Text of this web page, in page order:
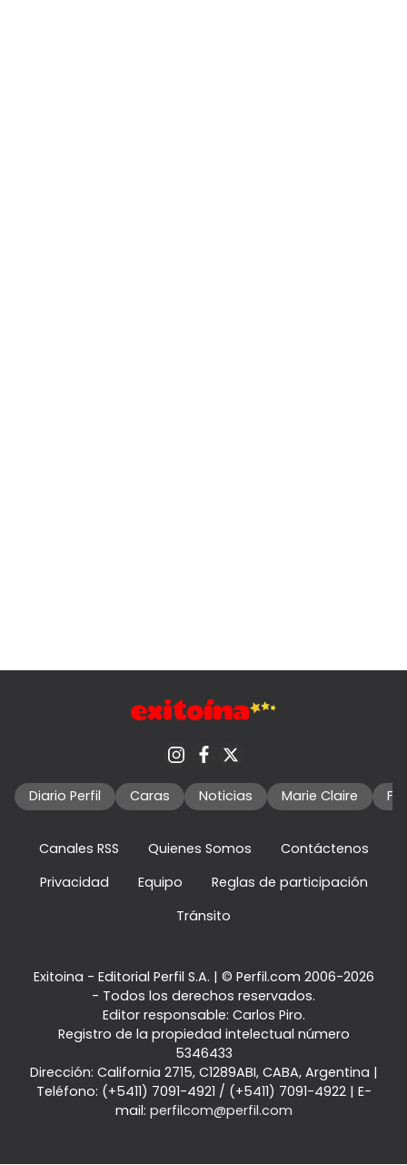
Diario Perfil Caras Noticias Marie Claire
Canales RSS Quienes Somos
Contáctenos
Privacidad
Equipo
Reglas de participación
Tránsito
Exitoina - Editorial Perfil S.A. | © Perfil.com 2006-2026
- Todos los derechos reservados.
Editor responsable: Carlos Piro.
Registro de la propiedad intelectual número
5346433
Dirección: California 2715, C1289ABI, CABA, Argentina |
Teléfono: (+5411) 7091-4921 / (+5411) 7091-4922| E-
mail: perfilcom@perfil.com